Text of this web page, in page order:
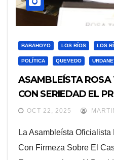
BABAHOYO LOS RÍOS LOS
POLÍTICA QUEVEDO
ASAMBLEÍSTA ROSA
CON SERIEDAD EL
ENVENENAMIENTO
“DISTRACCIÓN
OCT 22, 2025
La Asambleísta
Con Firmeza Sobre El